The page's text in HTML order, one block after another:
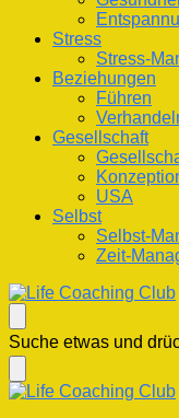
Stress
Stress-
Beziehungen
Führen
Gesellschaft
USA
Selbst
Selbst-
Zeit-
Life Coaching Club
Für Deine
Suchst
du
nach
etwas?
Suche etwas und